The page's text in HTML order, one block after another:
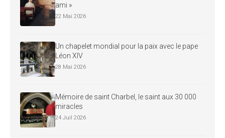
ami »
22 Mai 2026
Un chapelet mondial pour la paix avec le pape
Léon XIV
28 Mai 2026
Mémoire de saint Charbel, le saint aux 30 000
miracles
24 Juil 2026